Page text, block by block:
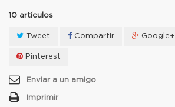
10 artículos
Tweet Compartir Google+
Pinterest
Enviar a un amigo
Imprimir